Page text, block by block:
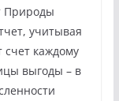
Природы
учитывая
счет каждому
выгоды – в